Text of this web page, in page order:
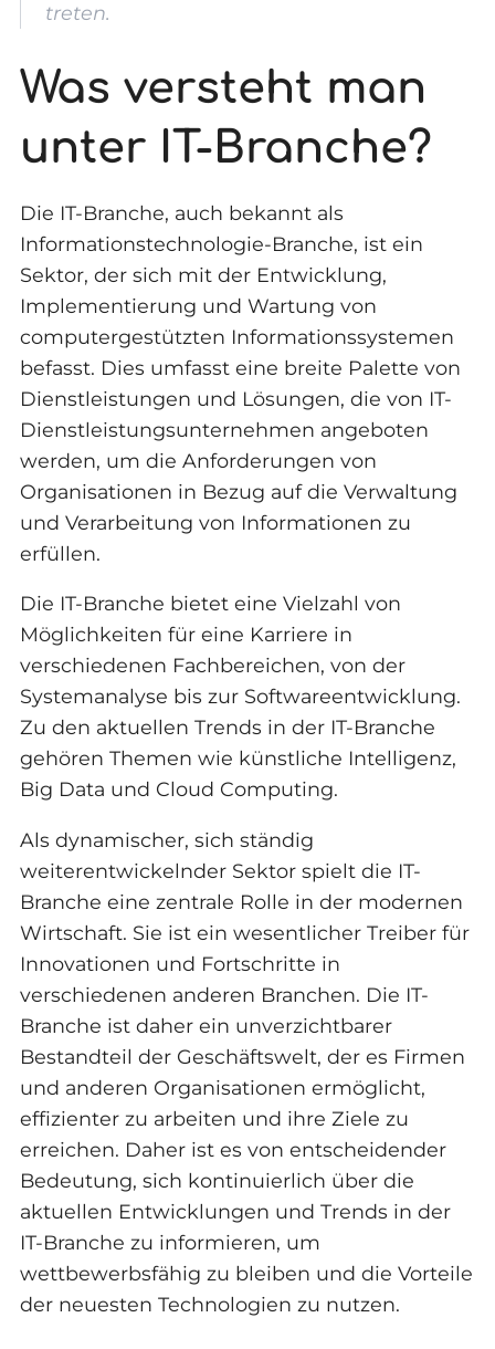
treten.
Was versteht man
unter IT-Branche?
Die IT-Branche, auch bekannt als
Informationstechnologie-Branche, ist ein
Sektor, der sich mit der Entwicklung,
Implementierung und Wartung von
computergestützten Informationssystemen
befasst. Dies umfasst eine breite Palette von
Dienstleistungen und Lösungen, die von IT-
Dienstleistungsunternehmen angeboten
werden, um die Anforderungen von
Organisationen in Bezug auf die Verwaltung
und Verarbeitung von Informationen zu
erfüllen.
Die IT-Branche bietet eine Vielzahl von
Möglichkeiten für eine Karriere in
verschiedenen Fachbereichen, von der
Systemanalyse bis zur Softwareentwicklung.
Zu den aktuellen Trends in der IT-Branche
gehören Themen wie künstliche Intelligenz,
Big Data und Cloud Computing.
Als dynamischer, sich ständig
weiterentwickelnder Sektor spielt die IT-
Branche eine zentrale Rolle in der modernen
Wirtschaft. Sie ist ein wesentlicher Treiber für
Innovationen und Fortschritte in
verschiedenen anderen Branchen. Die IT-
Branche ist daher ein unverzichtbarer
Bestandteil der Geschäftswelt, der es Firmen
und anderen Organisationen ermöglicht,
effizienter zu arbeiten und ihre Ziele zu
erreichen. Daher ist es von entscheidender
Bedeutung, sich kontinuierlich über die
aktuellen Entwicklungen und Trends in der
IT-Branche zu informieren, um
wettbewerbsfähig zu bleiben und die Vorteile
der neuesten Technologien zu nutzen.